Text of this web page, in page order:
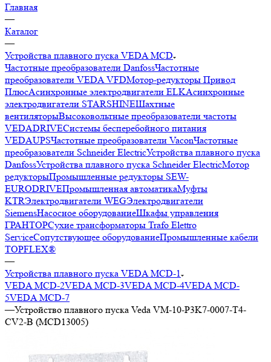
Главная
—
Каталог
—
Устройства плавного пуска VEDA MCD
Частотные преобразователи DanfossЧастотные
преобразователи VEDA VFDМотор-редукторы Привод
ПлюсАсинхронные электродвигатели ELKАсинхронные
электродвигатели STARSHINEШахтные
вентиляторыВысоковольтные преобразователи частоты
VEDADRIVEСистемы бесперебойного питания
VEDAUPSЧастотные преобразователи VaconЧастотные
преобразователи Schneider ElectricУстройства плавного пуска
DanfossУстройства плавного пуска Schneider ElectricМотор
редукторыПромышленные редукторы SEW-
EURODRIVEПромышленная автоматикаМуфты
KTRЭлектродвигатели WEGЭлектродвигатели
SiemensНасосное оборудованиеШкафы управления
ГРАНТОРСухие трансформаторы Trafo Elettro
ServiceСопутствующее оборудованиеПромышленные кабели
TOPFLEX®
—
Устройства плавного пуска VEDA MCD-1
VEDA MCD-2VEDA MCD-3VEDA MCD-4VEDA MCD-
5VEDA MCD-7
—Устройство плавного пуска Veda VM-10-P3K7-0007-T4-
CV2-B (MCD13005)